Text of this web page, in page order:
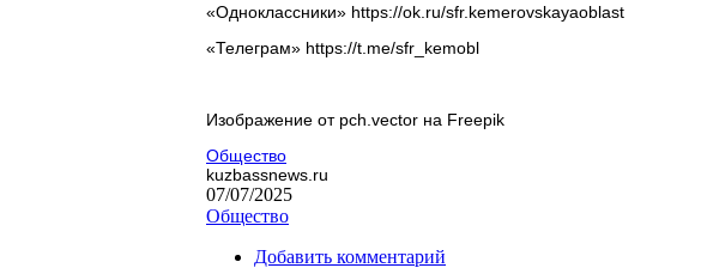
«Одноклассники» https://ok.ru/sfr.kemerovskayaoblast
«Телеграм» https://t.me/sfr_kemobl
Изображение от pch.vector на Freepik
Общество
kuzbassnews.ru
07/07/2025
Общество
Добавить комментарий